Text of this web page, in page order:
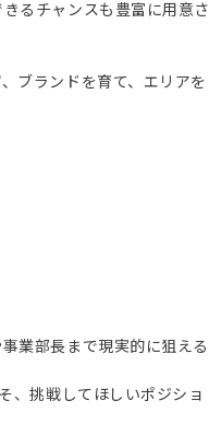
るチャンスも豊富に用意さ
ブランドを育て、エリアを
業部長まで現実的に狙える
、挑戦してほしいポジショ